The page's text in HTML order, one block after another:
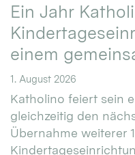
Ein Jahr
einem
1. August 2026
Katholino feiert sein
gleichzeitig den
Übernahme weiterer